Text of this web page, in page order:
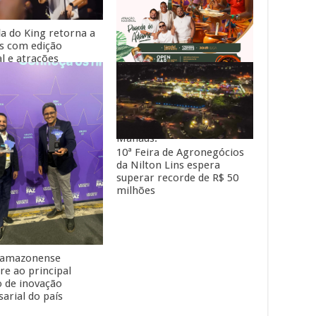
do King retorna a
com edição
e atrações
A maior Feijoada Show do
Brasil está chegando a
Manaus.
ao principal
de inovação
do país
10ª Feira de Agronegócios
da Nilton Lins espera
superar recorde de R$ 50
milhões